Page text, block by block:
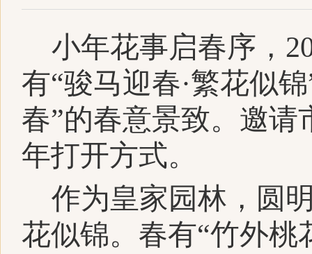
小年花事启春序，
有“骏马迎春·繁花似
春”的春意景致。邀
年打开方式。
作为皇家园林，圆
花似锦。春有“竹外桃